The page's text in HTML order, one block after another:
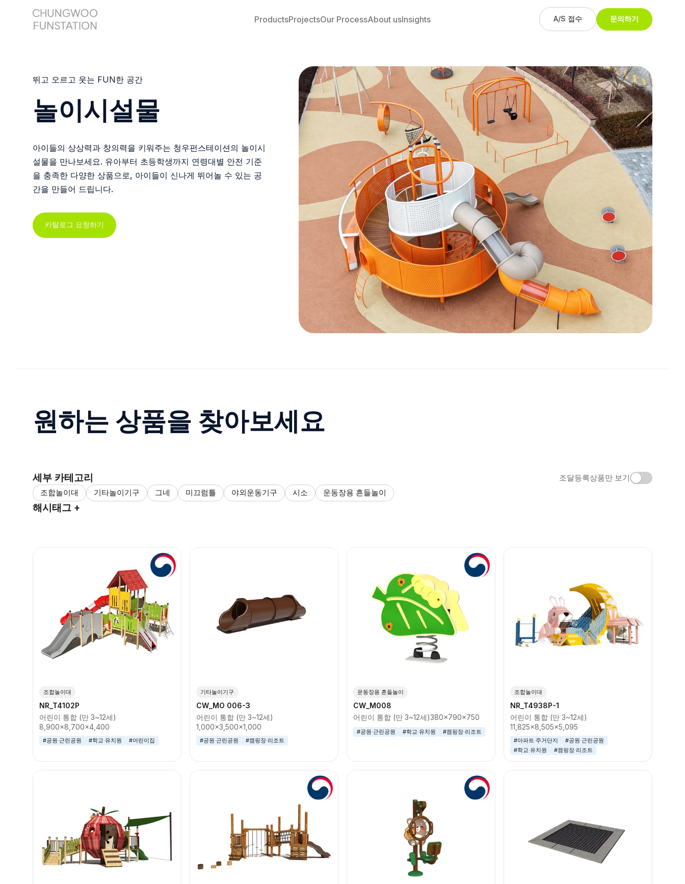
ProductsProjectsOur ProcessAbout usInsights A/S 접수 문의하기
뛰고 오르고 웃는 FUN한 공간
놀이시설물
아이들의 상상력과 창의력을 키워주는 청우펀스테이션의 놀이시
설물을 만나보세요. 유아부터 초등학생까지 연령대별 안전 기준
을 충족한 다양한 상품으로, 아이들이 신나게 뛰어놀 수 있는 공
간을 만들어 드립니다.
카탈로그 요청하기
원하는 상품을 찾아보세요
세부 카테고리 조달등록상품만 보기
조합놀이대 기타놀이기구 그네 미끄럼틀 야외운동기구 시소 운동장용 흔들놀이
해시태그 +
조합놀이대
NR_T4102P
어린이 통합 (만 3~12세)
8,900x8,700x4,400
#공원·근린공원 #학교·유치원 #어린이집
기타놀이기구
CW_MO 006-3
어린이 통합 (만 3~12세)
1,000x3,500x1,000
#공원·근린공원 #캠핑장·리조트
운동장용 흔들놀이
CW_M008
어린이 통합 (만 3~12세)380x790x750
#공원·근린공원 #학교·유치원 #캠핑장·리조트
조합놀이대
NR_T4938P-1
어린이 통합 (만 3~12세)
11,825x8,505x5,095
#아파트·주거단지
#공원·근린공원
#학교·유치원
#캠핑장·리조트